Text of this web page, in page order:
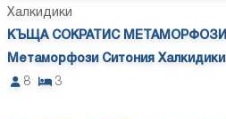
Халкидики
КЪЩА СОКРАТИС МЕТАМОРФОЗИ
Метаморфози Ситония Халкидики
8
3